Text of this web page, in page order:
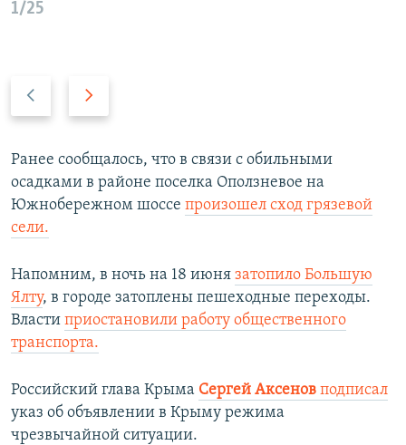
1/25
д
ы
д
у
и
й
с
л
а
й
д
у
ю
й
с
л
а
й
Ранее сообщалось, что в связи с обильными
осадками в районе поселка Оползневое на
Южнобережном шоссе произошел сход грязевой
сели.
Напомним, в ночь на 18 июня затопило Большую
Ялту, в городе затоплены пешеходные переходы.
Власти приостановили работу общественного
транспорта.
Российский глава Крыма Сергей Аксенов подписал
указ об объявлении в Крыму режима
чрезвычайной ситуации.